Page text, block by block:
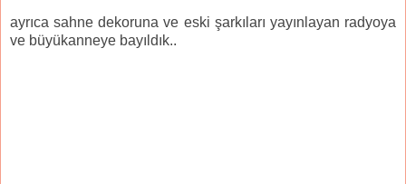
ayrıca sahne dekoruna ve eski şarkıları yayınlayan radyoya
ve büyükanneye bayıldık..